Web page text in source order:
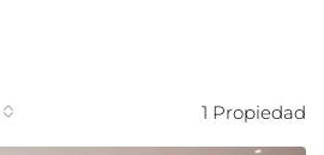
1 Propiedad